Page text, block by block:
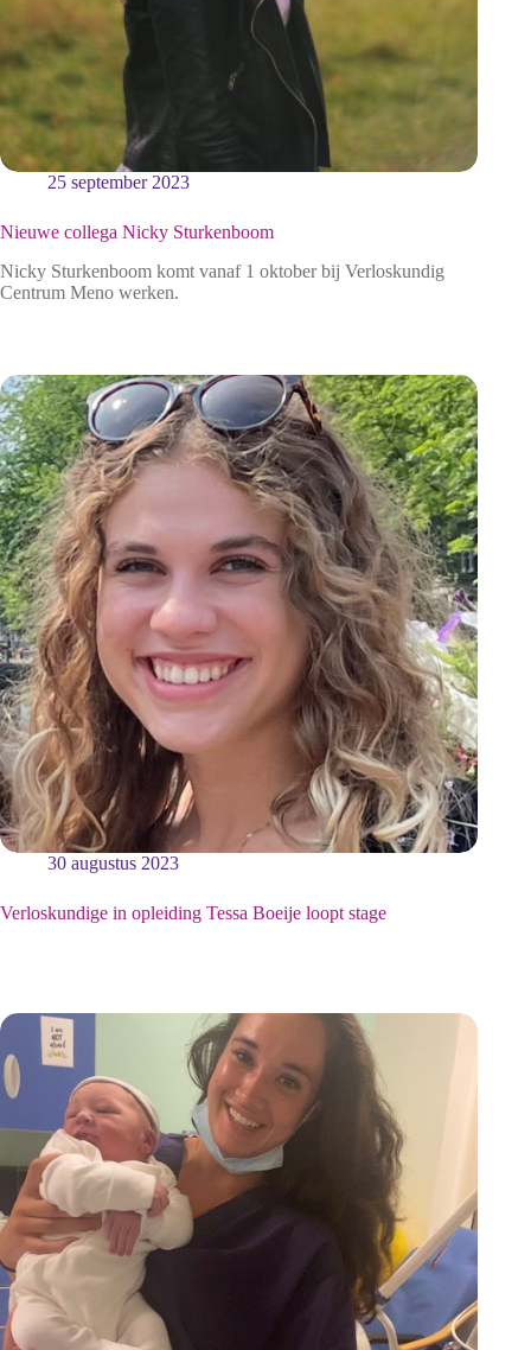
25 september 2023
Nieuwe collega Nicky Sturkenboom
Nicky Sturkenboom komt vanaf 1 oktober bij Verloskundig
Centrum Meno werken.
30 augustus 2023
Verloskundige in opleiding Tessa Boeije loopt stage